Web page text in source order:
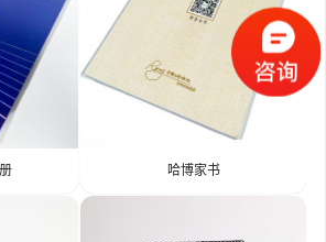
哈博家书